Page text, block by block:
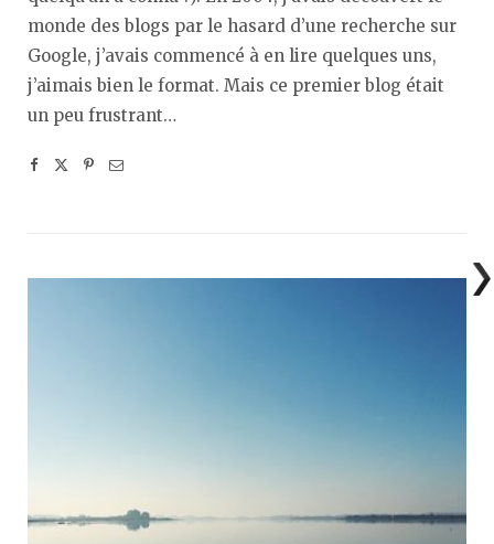
monde des blogs par le hasard d’une recherche sur
Google, j’avais commencé à en lire quelques uns,
j’aimais bien le format. Mais ce premier blog était
un peu frustrant…